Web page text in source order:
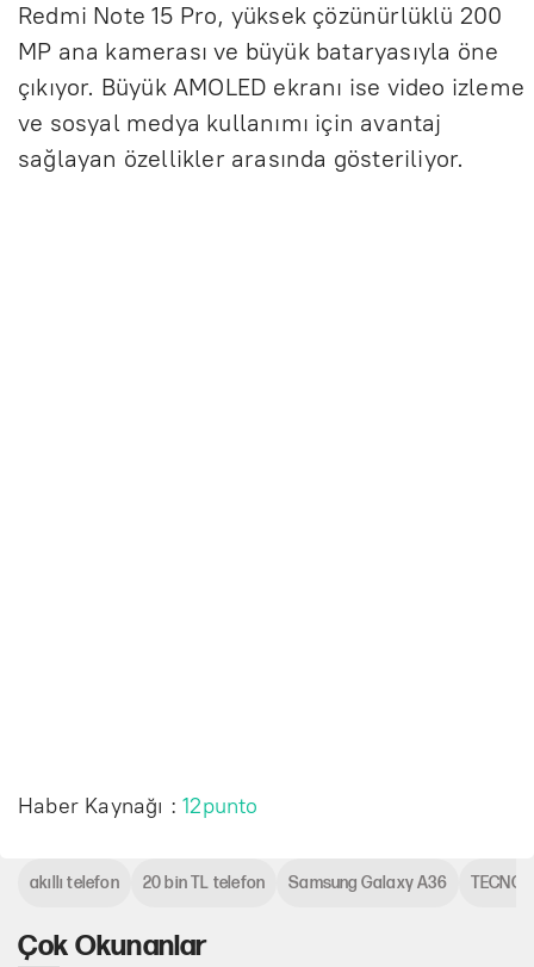
Redmi Note 15 Pro, yüksek çözünürlüklü 200
MP ana kamerası ve büyük bataryasıyla öne
çıkıyor. Büyük AMOLED ekranı ise video izleme
ve sosyal medya kullanımı için avantaj
sağlayan özellikler arasında gösteriliyor.
Haber Kaynağı :12punto
Çok Okunanlar
akıllı telefon 20 bin TL telefon Samsung Galaxy A36 TECNO